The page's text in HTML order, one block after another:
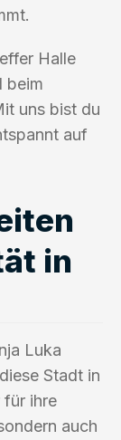
Halle
beim
uns bist du
auf
in
Luka
Stadt in
für ihre
auch